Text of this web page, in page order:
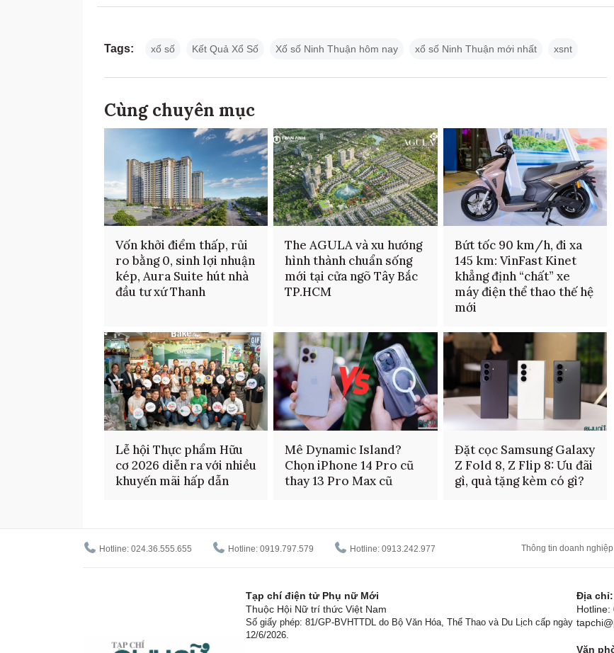
Tags: xổ số Kết Quả Xổ Số Xố số Ninh Thuận hôm nay xổ số Ninh Thuận mới nhất xsnt
Cùng chuyên mục
Vốn khởi điểm thấp, rủi
ro bằng 0, sinh lợi nhuận
kép, Aura Suite hút nhà
đầu tư xứ Thanh
The AGULA và xu hướng
hình thành chuẩn sống
mới tại cửa ngõ Tây Bắc
TP.HCM
Bứt tốc 90 km/h, đi xa
145 km: VinFast Kinet
khẳng định “chất” xe
máy điện thể thao thế hệ
mới
Lễ hội Thực phẩm Hữu
cơ 2026 diễn ra với nhiều
khuyến mãi hấp dẫn
Mê Dynamic Island?
Chọn iPhone 14 Pro cũ
thay 13 Pro Max cũ
Đặt cọc Samsung Galaxy
Z Fold 8, Z Flip 8: Ưu đãi
gì, quà tặng kèm có gì?
Hotline: 024.36.555.655 Hotline: 0919.797.579 Hotline: 0913.242.977 Thông tin doanh nghiệp
Tạp chí điện tử Phụ nữ Mới
Thuộc Hội Nữ trí thức Việt Nam
Số giấy phép: 81/GP-BVHTTDL do Bộ Văn Hóa, Thể Thao và Du Lịch cấp ngày
12/6/2026.
Địa chỉ:
Hotline:
Văn